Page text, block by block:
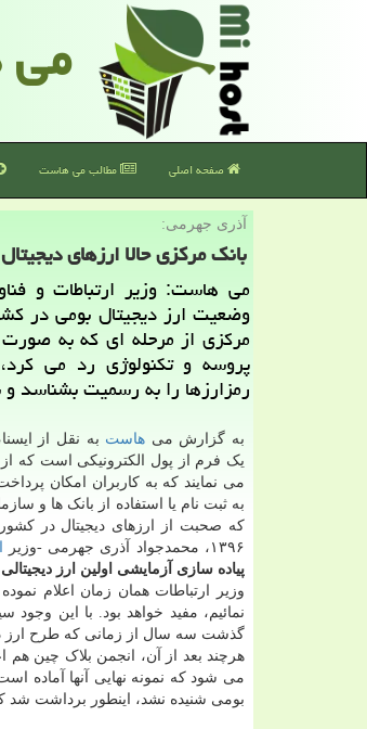
صفحه اصلی مطالب می هاست
آذری جهرمی:
بانك مركزی حالا ارزهای
می هاست: وزیر ارتباطات و
وضعیت ارز دیجیتال بومی در
مرکزی از مرحله ای که به
پروسه و تکنولوژی رد می
رمزارزها را به رسمیت بشناسد و
به گزارش می هاست
یک فرم از پول الکترونیکی است که از
می نمایند که به کاربران امکان
به ثبت نام یا استفاده از بانک ها و
که صحبت از ارزهای دیجیتال در
۱۳۹۶، محمدجواد آذری جهرمی -وزیر
پیاده سازی آزمایشی اولین ارز
وزیر ارتباطات همان زمان اعلام
نمائیم، مفید خواهد بود. با این
گذشت سه سال از زمانی که طرح ارز
هرچند بعد از آن، انجمن بلاک چین هم
می شود که نمونه نهایی آنها آماده
بومی شنیده نشد، اینطور برداشت شد